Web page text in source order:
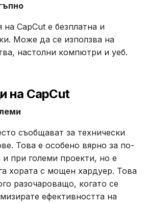
CapCut е безплатна и
Може да се използва на
настолни компютри и уеб.
на CapCut
съобщават за технически
Това е особено вярно за по-
и при големи проекти, но е
хората с мощен хардуер. Това
разочароващо, когато се
ефективността на